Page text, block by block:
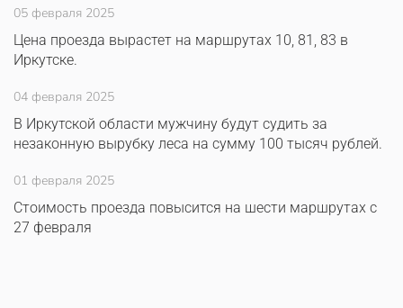
05 февраля 2025
Цена проезда вырастет на маршрутах 10, 81, 83 в
Иркутске.
04 февраля 2025
В Иркутской области мужчину будут судить за
незаконную вырубку леса на сумму 100 тысяч рублей.
01 февраля 2025
Стоимость проезда повысится на шести маршрутах с
27 февраля